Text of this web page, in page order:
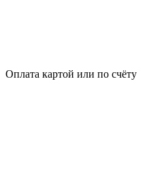
Оплата картой или по счёту